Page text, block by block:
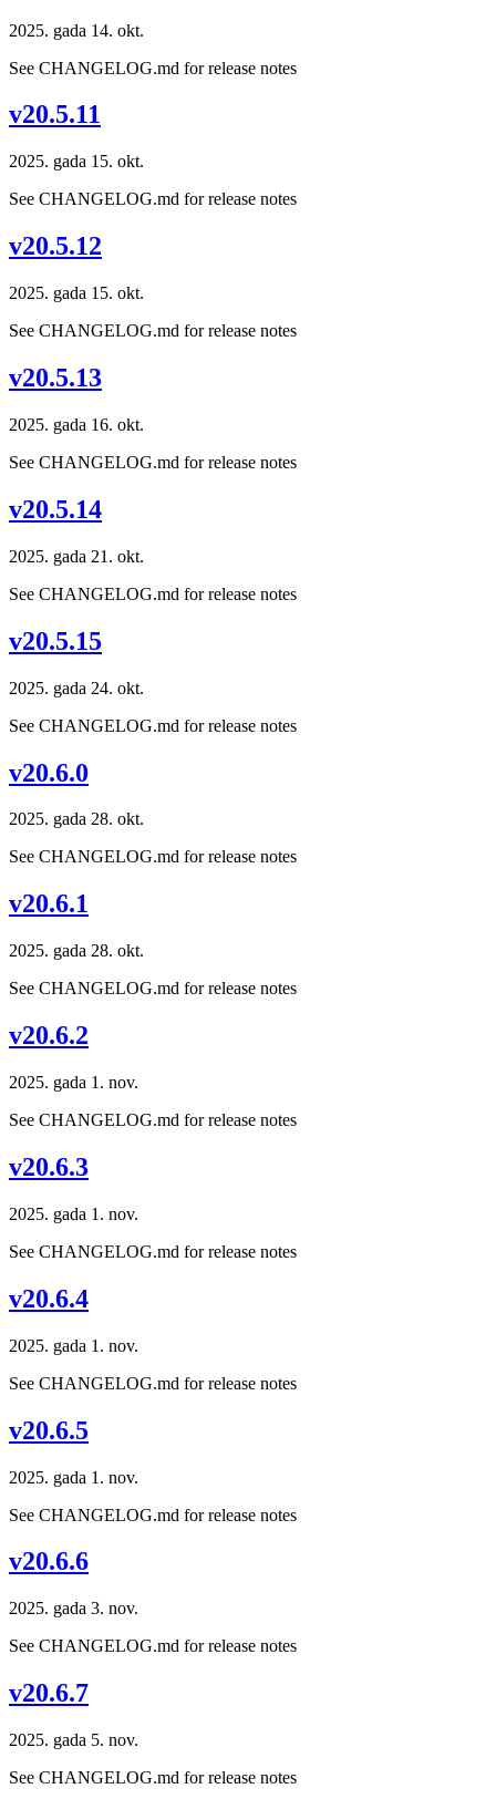
2025. gada 14. okt.
See CHANGELOG.md for release notes
v20.5.11
2025. gada 15. okt.
See CHANGELOG.md for release notes
v20.5.12
2025. gada 15. okt.
See CHANGELOG.md for release notes
v20.5.13
2025. gada 16. okt.
See CHANGELOG.md for release notes
v20.5.14
2025. gada 21. okt.
See CHANGELOG.md for release notes
v20.5.15
2025. gada 24. okt.
See CHANGELOG.md for release notes
v20.6.0
2025. gada 28. okt.
See CHANGELOG.md for release notes
v20.6.1
2025. gada 28. okt.
See CHANGELOG.md for release notes
v20.6.2
2025. gada 1. nov.
See CHANGELOG.md for release notes
v20.6.3
2025. gada 1. nov.
See CHANGELOG.md for release notes
v20.6.4
2025. gada 1. nov.
See CHANGELOG.md for release notes
v20.6.5
2025. gada 1. nov.
See CHANGELOG.md for release notes
v20.6.6
2025. gada 3. nov.
See CHANGELOG.md for release notes
v20.6.7
2025. gada 5. nov.
See CHANGELOG.md for release notes